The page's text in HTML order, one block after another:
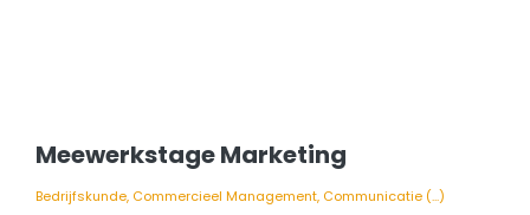
Meewerkstage Marketing
Bedrijfskunde, Commercieel Management, Communicatie (...)